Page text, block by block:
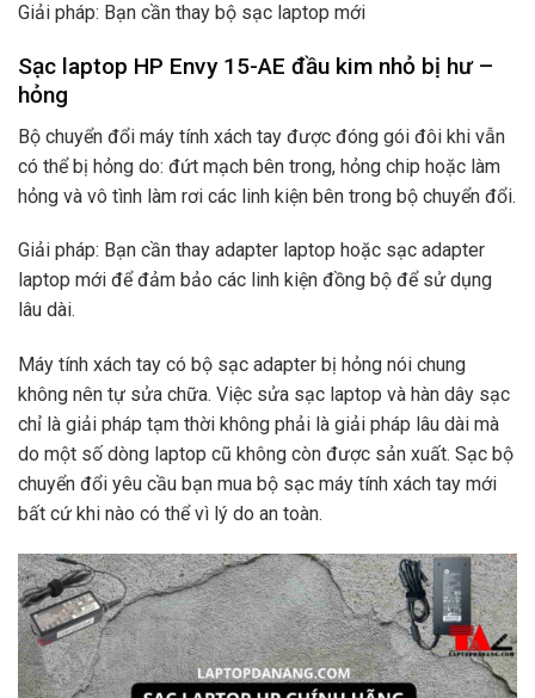
Giải pháp: Bạn cần thay bộ sạc laptop mới
Sạc laptop HP Envy 15-AE đầu kim nhỏ bị hư –
hỏng
Bộ chuyển đổi máy tính xách tay được đóng gói đôi khi vẫn
có thể bị hỏng do: đứt mạch bên trong, hỏng chip hoặc làm
hỏng và vô tình làm rơi các linh kiện bên trong bộ chuyển đổi.
Giải pháp: Bạn cần thay adapter laptop hoặc sạc adapter
laptop mới để đảm bảo các linh kiện đồng bộ để sử dụng
lâu dài.
Máy tính xách tay có bộ sạc adapter bị hỏng nói chung
không nên tự sửa chữa. Việc sửa sạc laptop và hàn dây sạc
chỉ là giải pháp tạm thời không phải là giải pháp lâu dài mà
do một số dòng laptop cũ không còn được sản xuất. Sạc bộ
chuyển đổi yêu cầu bạn mua bộ sạc máy tính xách tay mới
bất cứ khi nào có thể vì lý do an toàn.